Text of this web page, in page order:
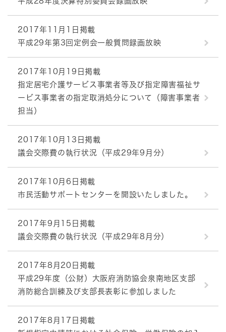
2017年11月1日掲載
平成29年第3回定例会一般質問録画放映
2017年10月19日掲載
指定居宅介護サービス事業者等及び指定障害福祉サ
ービス事業者の指定取消処分について（障害事業者
担当）
2017年10月13日掲載
議会交際費の執行状況（平成29年9月分）
2017年10月6日掲載
市民活動サポートセンターを開設いたしました。
2017年9月15日掲載
議会交際費の執行状況（平成29年8月分）
2017年8月20日掲載
平成29年度（公財）大阪府消防協会泉南地区支部
消防総合訓練及び支部長表彰に参加しました
2017年8月17日掲載